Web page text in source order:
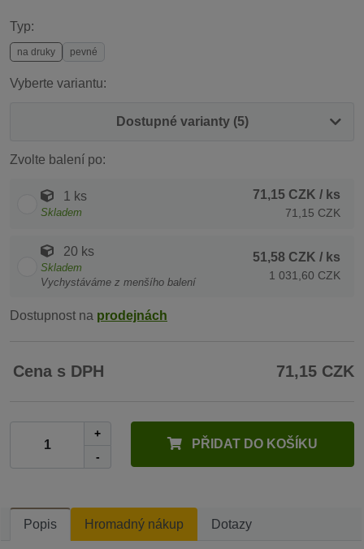
Typ:
na druky pevné
Vyberte variantu:
Dostupné varianty (5)
Zvolte balení po:
1 ks
Skladem
71,15 CZK / ks
71,15 CZK
20 ks
Skladem
Vychystáváme z menšího balení
51,58 CZK / ks
1 031,60 CZK
Dostupnost na prodejnách
Cena s DPH 71,15 CZK
+
-
PŘIDAT DO KOŠÍKU
Popis Hromadný nákup Dotazy